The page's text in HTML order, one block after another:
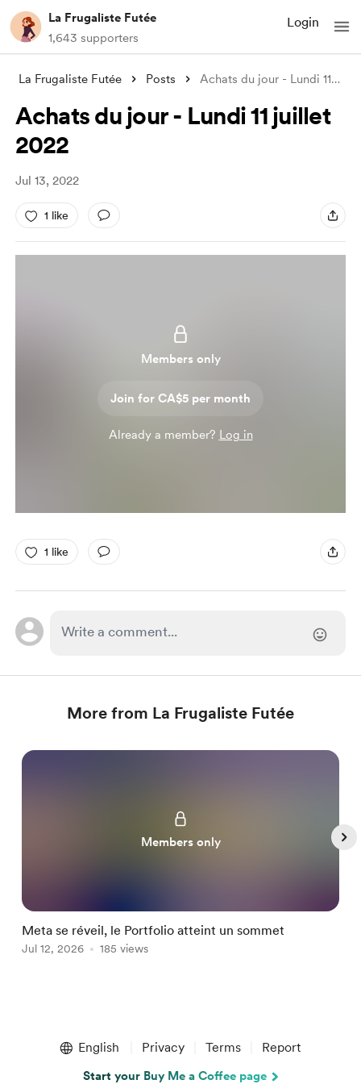
La Frugaliste Futée
1,643 supporters
Login
La Frugaliste Futée Posts Achats du jour - Lundi 11 juillet 2022
Achats du jour - Lundi 11 juillet
2022
Jul 13, 2022
1 like
Members only
Join for CA$5 per month
Already a member? Log in
1 like
More from La Frugaliste Futée
Members only
Meta se réveil, le Portfolio atteint un sommet
Jul 12, 2026 185 views
English Privacy Terms Report
Start your Buy Me a Coffee page